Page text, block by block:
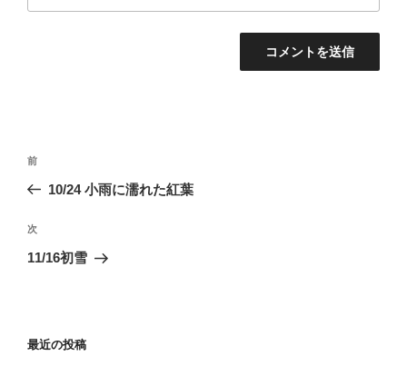
投
ビ
ゲ
ン
過
去
投
稿
前
10/24 小雨に濡れた紅葉
次
の
次
11/16初雪
最近の投稿